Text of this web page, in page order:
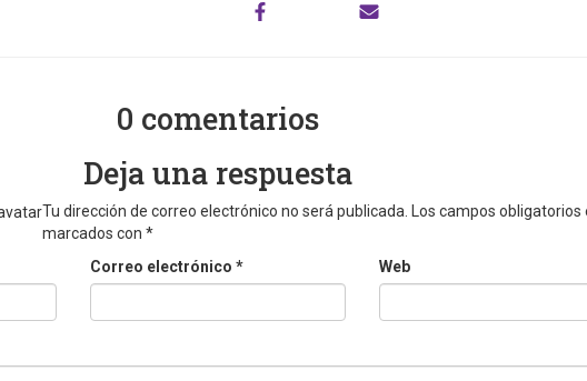
0 comentarios
Deja una respuesta
Tu dirección de correo electrónico no será publicada.
Los campos obligatorios
marcados con *
Correo electrónico * Web